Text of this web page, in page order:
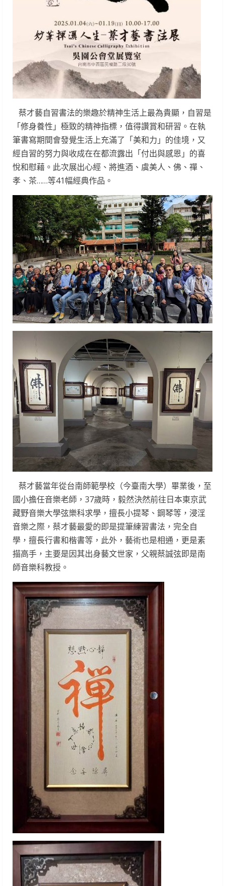
蔡才藝自習書法的樂趣於精神生活上最為貴顯，自習是
「修身養性」極致的精神指標，值得讚賞和研習。在執
筆書寫期間會發覺生活上充滿了「美和力」的佳境，又
經自習的努力與收成在在都流露出「付出與感恩」的喜
悅和慰藉。此次展出心經、將進酒、虞美人、佛、禪、
孝、茶……等41幅經典作品。
蔡才藝當年從台南師範學校（今臺南大學）畢業後，至
國小擔任音樂老師，37歲時，毅然決然前往日本東京武
藏野音樂大學弦樂科求學，擅長小提琴、鋼琴等，浸淫
音樂之際，蔡才藝最愛的即是提筆練習書法，完全自
學，擅長行書和楷書等，此外，藝術也是相通，更是素
描高手，主要是因其出身藝文世家，父親蔡誠弦即是南
師音樂科教授。